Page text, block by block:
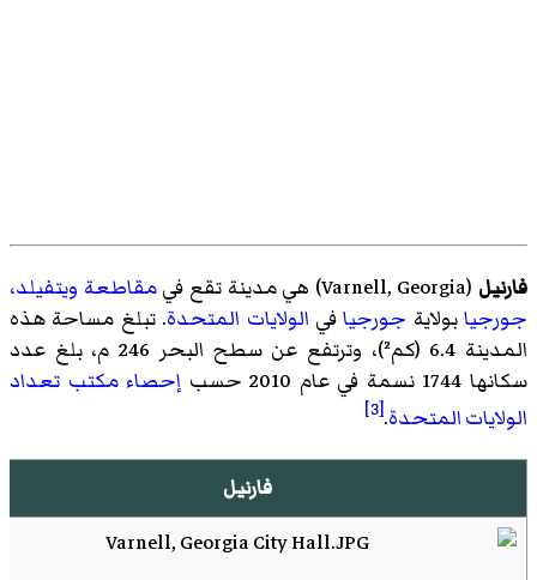
فارنيل (
Varnell, Georgia)‏ هي مدينة تقع فيمقاطعة ويتفيلد،
جورجيابولاية جورجيافي الولايات المتحدة. تبلغ مساحة هذه
المدينة 6.4 (كم²)، وترتفع عن سطح البحر 246 م، بلغ عدد
سكانها 1744 نسمة في عام 2010 حسب
إحصاء مكتب تعداد
الولايات المتحدة.
[3]
فارنيل